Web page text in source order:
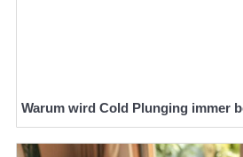
Warum wird Cold Plunging immer